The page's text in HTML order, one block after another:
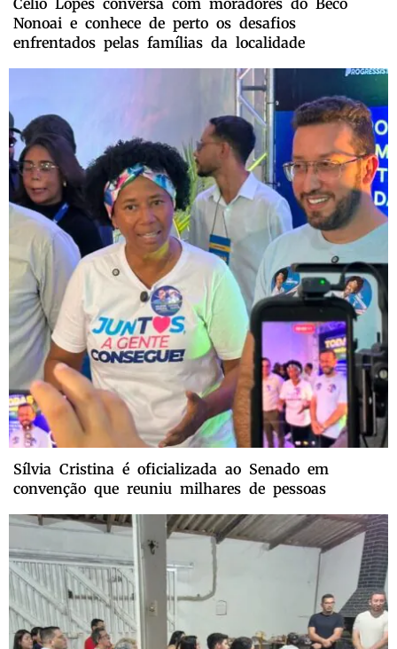
Nonoai e conhece de perto os desafios
enfrentados pelas famílias da localidade
Sílvia Cristina é oficializada ao Senado em
convenção que reuniu milhares de pessoas